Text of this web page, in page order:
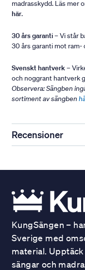
madrasskydd. Läs mer
här.
30 års garanti– Vi står
30 års garanti mot ram-
Svenskt hantverk–
och noggrant hantverk
Observera: Sängben
sortiment av sängben
Recensioner
KungSängen –
Sverige med
material.
sängar och